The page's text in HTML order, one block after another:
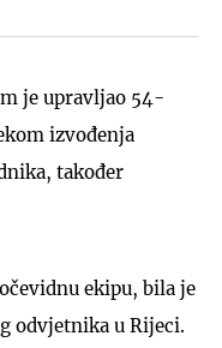
je upravljao 54-
izvođenja
također
ekipu, bila je
odvjetnika u Rijeci.